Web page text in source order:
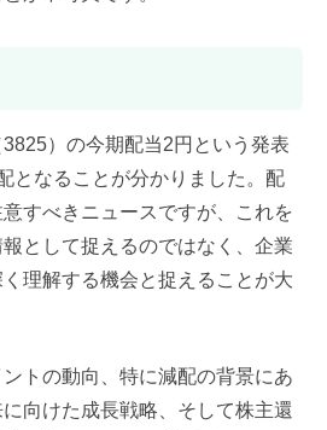
）の今期配当2円という発表
となることが分かりました。配
すべきニュースですが、これを
として捉えるのではなく、企業
理解する機会と捉えることが大
トの動向、特に減配の背景にあ
向けた成長戦略、そして株主還